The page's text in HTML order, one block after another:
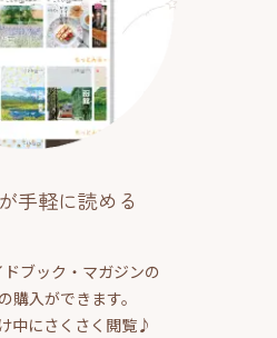
手軽に読める
ブック・マガジンの
購入ができます。
中にさくさく閲覧♪